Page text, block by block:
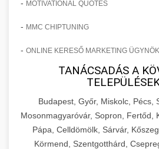
- MOTIVATIONAL QUOTES
- MMC CHIPTUNING
- ONLINE KERESŐ MARKETING
TANÁCSADÁS A
Budapest, Győr, Miskolc, Pécs,
Mosonmagyaróvár, Sopron, Fertőd,
Pápa, Celldömölk, Sárvár,
Körmend, Szentgotthárd,